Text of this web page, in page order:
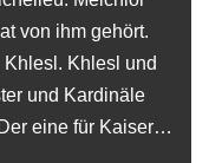
von ihm gehört.
Khlesl und
und Kardinäle
eine für Kaiser…